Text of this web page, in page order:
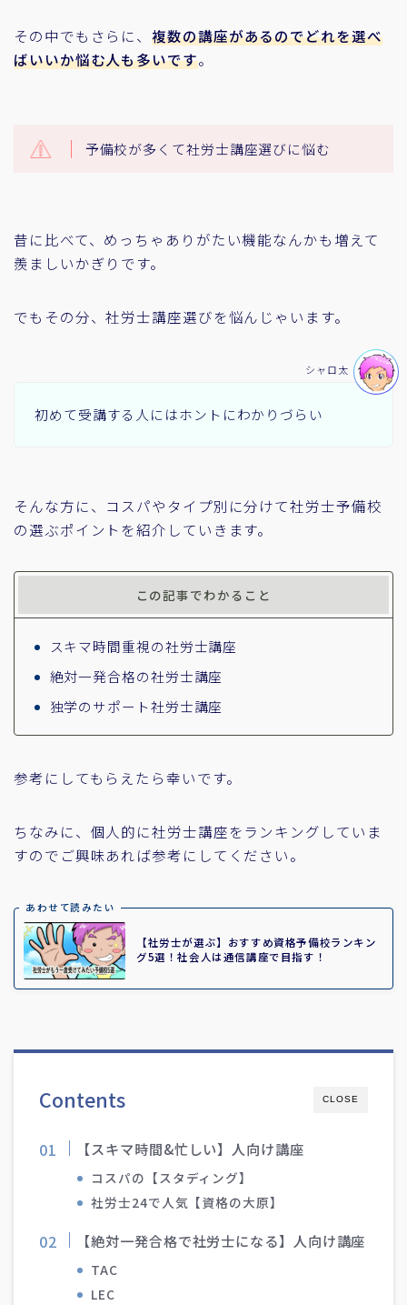
その中でもさらに、複数の講座があるのでどれを選べ
ばいいか悩む人も多いです。
予備校が多くて社労士講座選びに悩む
昔に比べて、めっちゃありがたい機能なんかも増えて
羨ましいかぎりです。
でもその分、社労士講座選びを悩んじゃいます。
初めて受講する人にはホントにわかりづらい
シャロ太
そんな方に、コスパやタイプ別に分けて社労士予備校
の選ぶポイントを紹介していきます。
この記事でわかること
スキマ時間重視の社労士講座
絶対一発合格の社労士講座
独学のサポート社労士講座
参考にしてもらえたら幸いです。
ちなみに、個人的に社労士講座をランキングしていま
すのでご興味あれば参考にしてください。
あわせて読みたい
【社労士が選ぶ】おすすめ資格予備校ランキン
グ5選！社会人は通信講座で目指す！
CLOSE
Contents
【スキマ時間&忙しい】人向け講座
コスパの【スタディング】
社労士24で人気【資格の大原】
【絶対一発合格で社労士になる】人向け講座
TAC
LEC